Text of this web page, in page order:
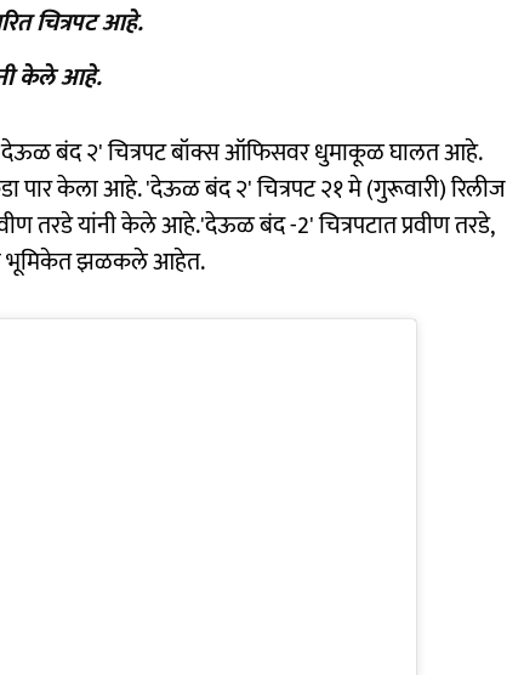
चित्रपट आहे.
केले आहे.
'देऊळ बंद २' चित्रपट बॉक्स ऑफिसवर धुमाकूळ घालत आहे.
पार केला आहे. 'देऊळ बंद २' चित्रपट २१ मे (गुरूवारी) रिलीज
तरडे यांनी केले आहे.'देऊळ बंद -2' चित्रपटात प्रवीण तरडे,
भूमिकेत झळकले आहेत.